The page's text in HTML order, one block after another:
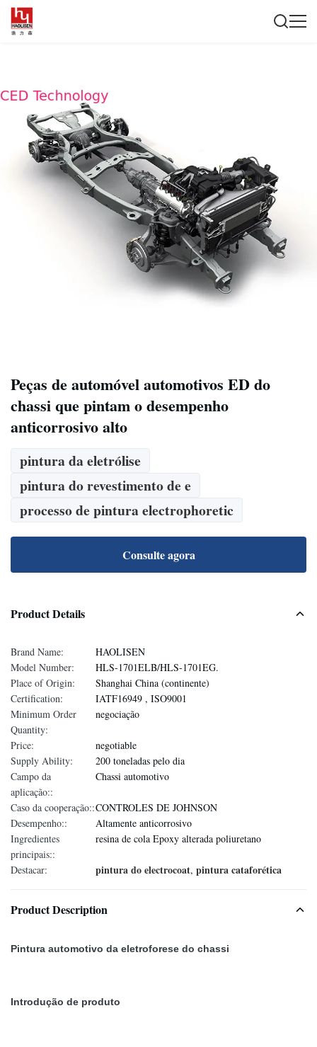
Peças de automóvel automotivos ED do
chassi que pintam o desempenho
anticorrosivo alto
pintura da eletrólise
pintura do revestimento de e
processo de pintura electrophoretic
Consulte agora
Product Details
Brand Name:
HAOLISEN
Model Number:
HLS-1701ELB/HLS-1701EG.
Place of Origin:
Shanghai China (continente)
Certification:
IATF16949 , ISO9001
Minimum Order
Quantity:
negociação
Price:
negotiable
Supply Ability:
200 toneladas pelo dia
Campo da
aplicação::
Chassi automotivo
Caso da cooperação::CONTROLES DE JOHNSON
Desempenho::
Altamente anticorrosivo
Ingredientes
principais::
resina de cola Epoxy alterada poliuretano
Destacar: pintura do electrocoat, pintura cataforética
Product Description
Pintura automotivo da eletroforese do chassi
Introdução de produto